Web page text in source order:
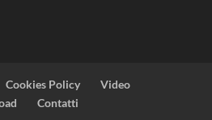
Cookies Policy
Video
Contatti